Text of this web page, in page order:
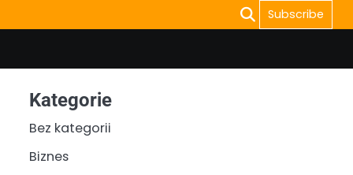
Subscribe
Kategorie
Bez kategorii
Biznes